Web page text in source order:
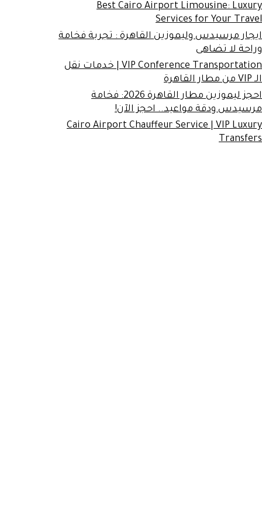
Best Cairo Airport Limousine: Luxury
Services for Your Travel
ايجار مرسيدس وليموزين القاهرة : تجربة فخامة
وراحة لا تضاهى
VIP Conference Transportation | خدمات نقل
الـ VIP من مطار القاهرة
احجز ليموزين مطار القاهرة 2026: فخامة
مرسيدس ودقة مواعيد.. احجز الآن!
Cairo Airport Chauffeur Service | VIP Luxury
Transfers